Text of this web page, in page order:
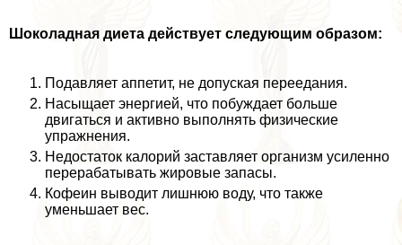
Шоколадная диета действует следующим образом:
Подавляет аппетит, не допуская переедания.
Насыщает энергией, что побуждает больше
двигаться и активно выполнять физические
упражнения.
Недостаток калорий заставляет организм усиленно
переpaбатывать жировые запасы.
Кофеин выводит лишнюю воду, что также
уменьшает вес.